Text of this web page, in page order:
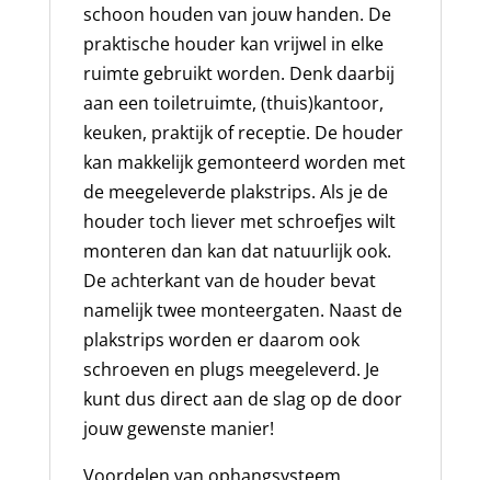
schoon houden van jouw handen. De
praktische houder kan vrijwel in elke
ruimte gebruikt worden. Denk daarbij
aan een toiletruimte, (thuis)kantoor,
keuken, praktijk of receptie. De houder
kan makkelijk gemonteerd worden met
de meegeleverde plakstrips. Als je de
houder toch liever met schroefjes wilt
monteren dan kan dat natuurlijk ook.
De achterkant van de houder bevat
namelijk twee monteergaten. Naast de
plakstrips worden er daarom ook
schroeven en plugs meegeleverd. Je
kunt dus direct aan de slag op de door
jouw gewenste manier!